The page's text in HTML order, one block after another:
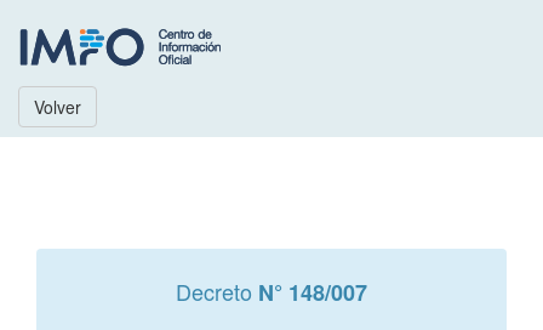
Volver
Decreto N° 148/007